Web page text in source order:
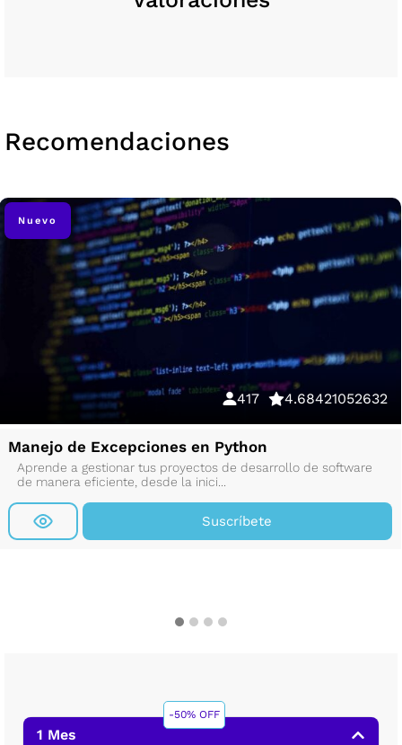
Recomendaciones
Nuevo
417 4.68421052632
Manejo de Excepciones en Python
Aprende a gestionar tus proyectos de desarrollo de software
de manera eficiente, desde la inici...
Suscríbete
-50% OFF
1 Mes